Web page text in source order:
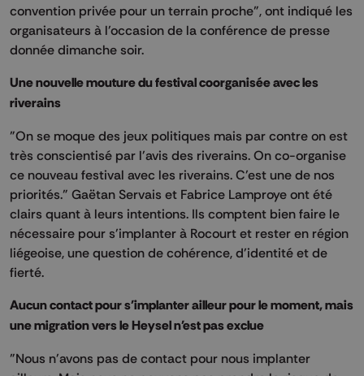
convention privée pour un terrain proche", ont indiqué les
organisateurs à l'occasion de la conférence de presse
donnée dimanche soir.
Une nouvelle mouture du festival coorganisée avec les
riverains
"On se moque des jeux politiques mais par contre on est
très conscientisé par l'avis des riverains. On co-organise
ce nouveau festival avec les riverains. C'est une de nos
priorités." Gaëtan Servais et Fabrice Lamproye ont été
clairs quant à leurs intentions. Ils comptent bien faire le
nécessaire pour s'implanter à Rocourt et rester en région
liégeoise, une question de cohérence, d'identité et de
fierté.
Aucun contact pour s'implanter ailleur pour le moment, mais
une migration vers le Heysel n'est pas exclue
"Nous n'avons pas de contact pour nous implanter